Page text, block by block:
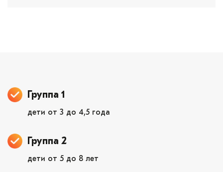
Группа 1
дети от 3 до 4,5 года
Группа 2
дети от 5 до 8 лет